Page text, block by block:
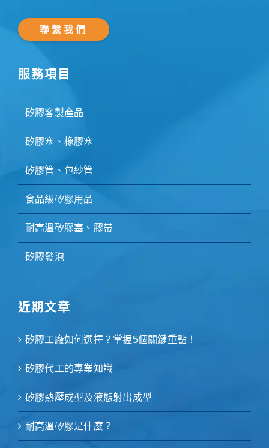
聯繫我們
服務項目
矽膠客製產品
矽膠塞、橡膠塞
矽膠管、包紗管
食品級矽膠用品
耐高溫矽膠塞、膠帶
矽膠發泡
近期文章
矽膠工廠如何選擇？掌握5個關鍵重點！
矽膠代工的專業知識
矽膠熱壓成型及液態射出成型
耐高溫矽膠是什麼？